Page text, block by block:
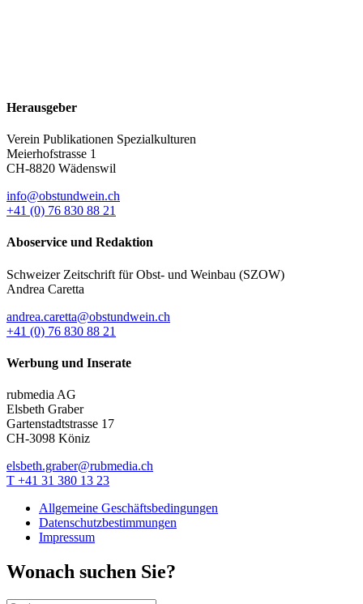
Herausgeber
Verein Publikationen Spezialkulturen
Meierhofstrasse 1
CH-8820 Wädenswil
info@obstundwein.ch
+41 (0) 76 830 88 21
Aboservice und Redaktion
Schweizer Zeitschrift für Obst- und Weinbau (SZOW)
Andrea Caretta
andrea.caretta@obstundwein.ch
+41 (0) 76 830 88 21
Werbung und Inserate
rubmedia AG
Elsbeth Graber
Gartenstadtstrasse 17
CH-3098 Köniz
elsbeth.graber@rubmedia.ch
T +41 31 380 13 23
Allgemeine Geschäftsbedingungen
Datenschutzbestimmungen
Impressum
Wonach suchen Sie?